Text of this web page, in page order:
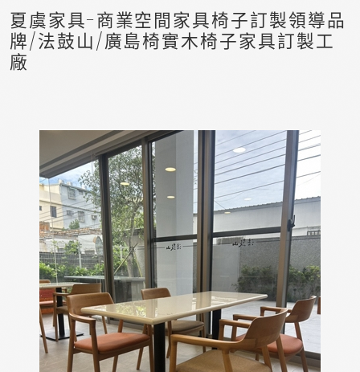
夏虞家具-商業空間家具椅子訂製領導品
牌/法鼓山/廣島椅實木椅子家具訂製工
廠